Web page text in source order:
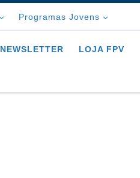
Programas Jovens
NEWSLETTER LOJA FPV